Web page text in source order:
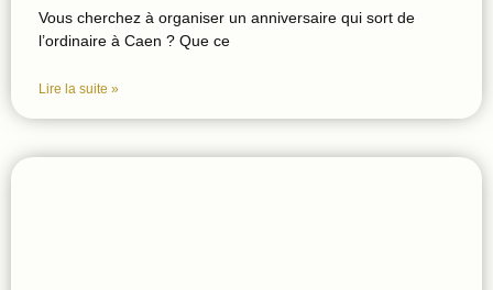
Vous cherchez à organiser un anniversaire qui sort de
l’ordinaire à Caen ? Que ce
Lire la suite »